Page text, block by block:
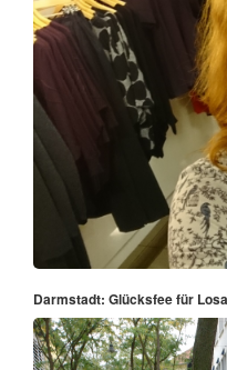
Darmstadt: Glücksfee für